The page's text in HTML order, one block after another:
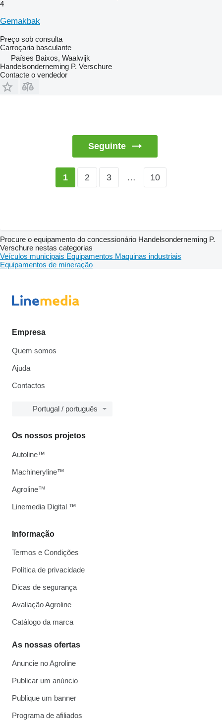
4
Gemakbak
Preço sob consulta
Carroçaria basculante
Países Baixos, Waalwijk
Handelsonderneming P. Verschure
Contacte o vendedor
Seguinte
1 2 3 … 10
Procure o equipamento do concessionário Handelsonderneming P.
Verschure nestas categorias
Veículos municipais Equipamentos Maquinas industriais
Equipamentos de mineração
Empresa
Quem somos
Ajuda
Contactos
Portugal / português
Informação
Termos e Condições
Política de privacidade
Dicas de segurança
Avaliação Agroline
Catálogo da marca
As nossas ofertas
Anuncie no Agroline
Publicar um anúncio
Publique um banner
Programa de afiliados
Os nossos projetos
Autoline™
Machineryline™
Agroline™
Linemedia Digital ™